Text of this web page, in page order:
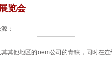
j9九游会真人第一品牌
览会
：
其他地区的oem公司的青睐，同时在